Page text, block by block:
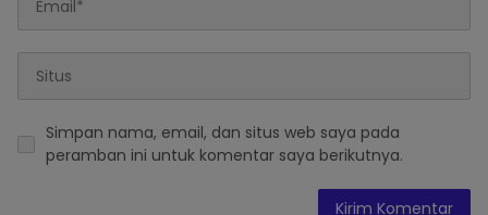
Simpan nama, email, dan situs web saya pada
peramban ini untuk komentar saya berikutnya.